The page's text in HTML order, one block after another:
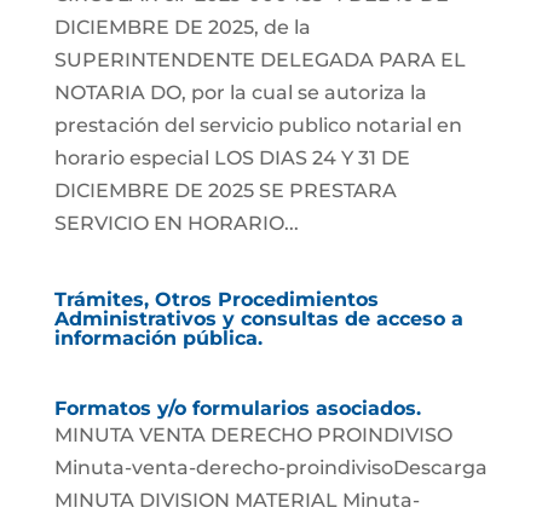
DICIEMBRE DE 2025, de la
SUPERINTENDENTE DELEGADA PARA EL
NOTARIA DO, por la cual se autoriza la
prestación del servicio publico notarial en
horario especial LOS DIAS 24 Y 31 DE
DICIEMBRE DE 2025 SE PRESTARA
SERVICIO EN HORARIO...
Trámites, Otros Procedimientos
Administrativos y consultas de acceso a
información pública.
Formatos y/o formularios asociados.
MINUTA VENTA DERECHO PROINDIVISO
Minuta-venta-derecho-proindivisoDescarga
MINUTA DIVISION MATERIAL Minuta-